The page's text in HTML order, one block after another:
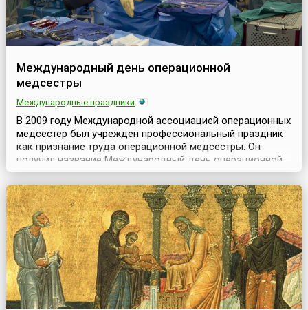
Международный день операционной
медсестры
Международные праздники
В 2009 году Международной ассоциацией операционных
медсестёр был учреждён профессиональный праздник
как признание труда операционной медсестры. Он
получил название Международный день операционной
медсестры и отмечается ежегодно 15 февраля.Эта дата
тесно связана с другим профессиональным праздником,
отмечаемым 12 мая – Днём медсестры, однако
посвящена она труду именно тех медицинских сестёр,
ко...